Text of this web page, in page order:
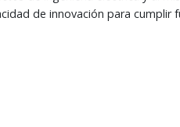
de innovación para cumplir